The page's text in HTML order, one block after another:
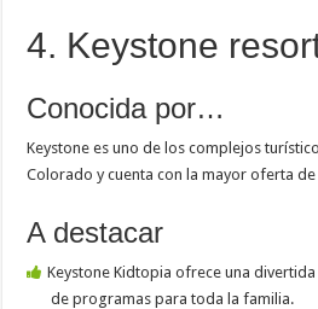
4. Keystone
Conocida por…
Keystone es uno de los complejos
Colorado y cuenta con la mayor oferta
A destacar
Keystone Kidtopia ofrece una
de programas para toda la familia.